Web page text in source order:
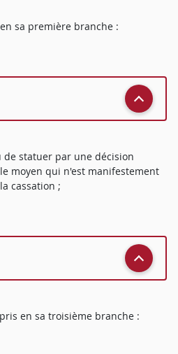
sa première branche :
statuer par une décision
moyen qui n'est manifestement
cassation ;
en sa troisième branche :